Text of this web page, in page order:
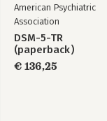
American Psychiatric
Association
DSM-5-TR
(paperback)
€ 136,25